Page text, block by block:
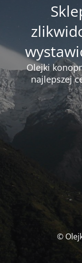
Olejki
najlepszej
©